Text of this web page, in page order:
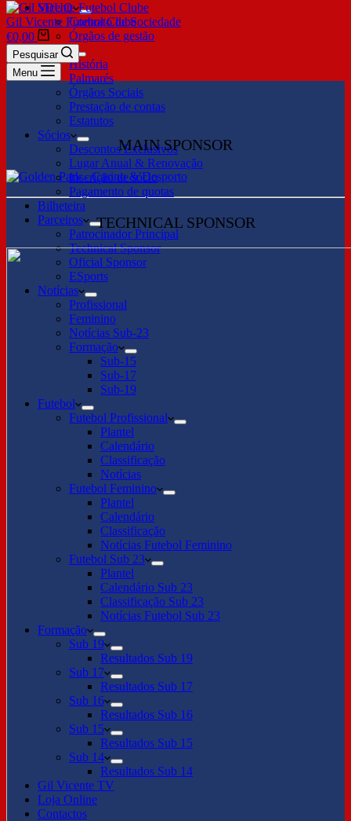
SDUQ
Contrato de Sociedade
Órgãos de gestão
Clube
História
Palmarés
Órgãos Sociais
Prestação de contas
Estatutos
Sócios
Descontos Exclusivos
Lugar Anual & Renovação
Inscrição de sócio
Pagamento de quotas
Bilheteira
Parceiros
Patrocinador Principal
Technical Sponsor
Oficial Sponsor
ESports
Notícias
Profissional
Feminino
Notícias Sub-23
Formação
Sub-15
Sub-17
Sub-19
Futebol
Futebol Profissional
Plantel
Calendário
Classificação
Notícias
Futebol Feminino
Plantel
Calendário
Classificação
Notícias Futebol Feminino
Futebol Sub 23
Plantel
Calendário Sub 23
Classificação Sub 23
Notícias Futebol Sub 23
Formação
Sub 19
Resultados Sub 19
Sub 17
Resultados Sub 17
Sub 16
Resultados Sub 16
Sub 15
Resultados Sub 15
Sub 14
Resultados Sub 14
Gil Vicente TV
Loja Online
Contactos
Gil Vicente Futebol Clube
€0,00
Pesquisar
Menu
MAIN SPONSOR
TECHNICAL SPONSOR